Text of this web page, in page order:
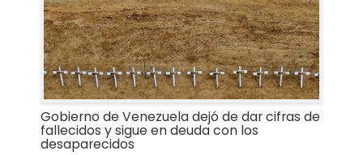
Gobierno de Venezuela dejó de dar cifras de
fallecidos y sigue en deuda con los
desaparecidos